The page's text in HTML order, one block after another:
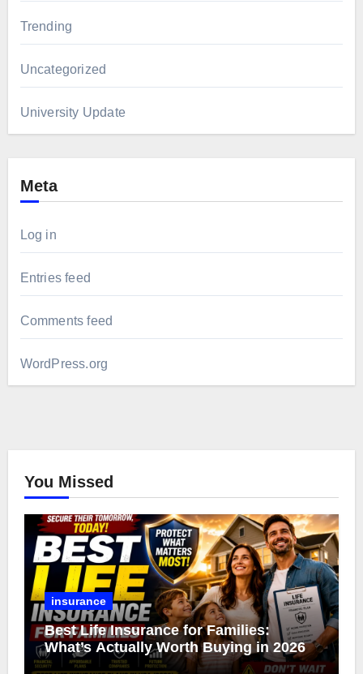
Trending
Uncategorized
University Update
Meta
Log in
Entries feed
Comments feed
WordPress.org
You Missed
insurance
Best Life Insurance for Families:
What’s Actually Worth Buying in 2026